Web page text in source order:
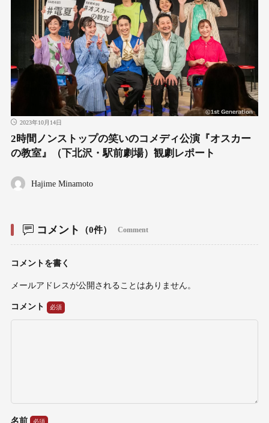
2023年10月14日
2時間ノンストップの笑いのコメディ公演『オスカー
の教室』（下北沢・駅前劇場）観劇レポート
Hajime Minamoto
コメント （0件） Comment
コメントを書く
メールアドレスが公開されることはありません。
コメント
名前